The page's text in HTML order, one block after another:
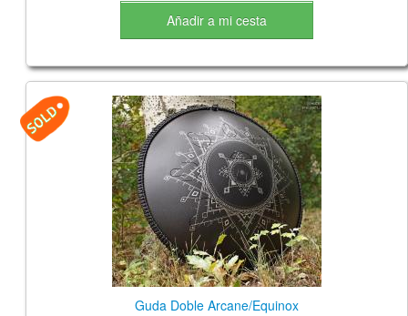
Añadir a mi cesta
Guda Doble Arcane/Equinox